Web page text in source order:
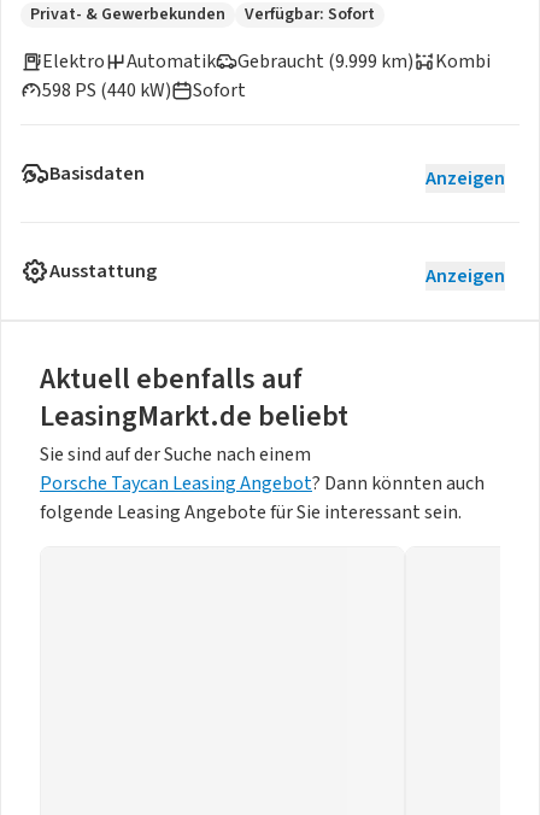
Privat- & Gewerbekunden Verfügbar: Sofort
Elektro
Gebraucht (9.999 km)
598 PS (440 kW)
Automatik
Kombi
Sofort
Basisdaten Anzeigen
Ausstattung Anzeigen
Aktuell ebenfalls auf
LeasingMarkt.de beliebt
Sie sind auf der Suche nach einem
Porsche Taycan Leasing Angebot? Dann könnten auch
folgende Leasing Angebote für Sie interessant sein.